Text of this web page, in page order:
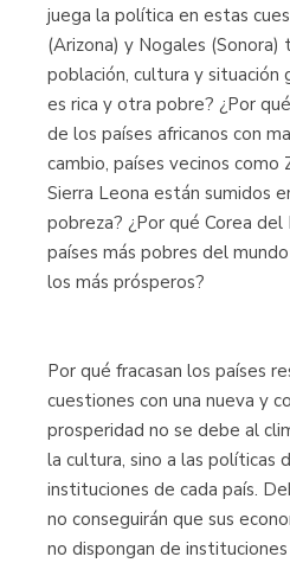
juega la política en estas
(Arizona) y Nogales (Sonora)
población, cultura y situación
es rica y otra pobre? ¿Por
de los países africanos con
cambio, países vecinos como
Sierra Leona están sumidos
pobreza? ¿Por qué Corea
países más pobres del
los más prósperos?
Por qué fracasan los países
cuestiones con una nueva y
prosperidad no se debe al
la cultura, sino a las políticas
instituciones de cada país.
no conseguirán que sus
no dispongan de